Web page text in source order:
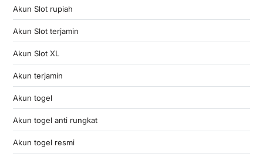
Akun Slot rupiah
Akun Slot terjamin
Akun Slot XL
Akun terjamin
Akun togel
Akun togel anti rungkat
Akun togel resmi